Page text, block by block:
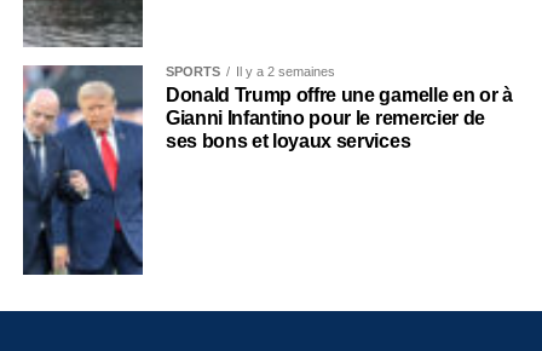
SPORTS Il y a 2 semaines
Donald Trump offre une gamelle en or à
Gianni Infantino pour le remercier de
ses bons et loyaux services